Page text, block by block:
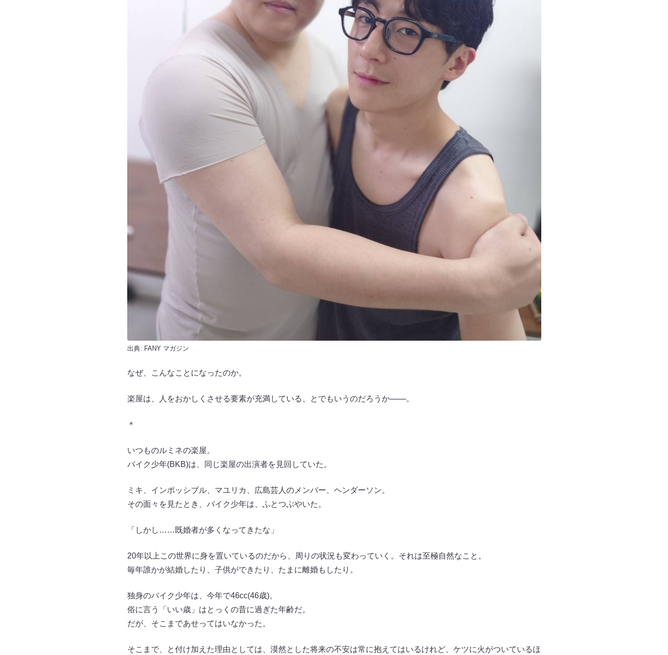
出典: FANY マガジン
なぜ、こんなことになったのか。
楽屋は、人をおかしくさせる要素が充満している、とでもいうのだろうか───。
＊
いつものルミネの楽屋。
バイク少年(BKB)は、同じ楽屋の出演者を見回していた。
ミキ、インポッシブル、マユリカ、広島芸人のメンバー、ヘンダーソン。
その面々を見たとき、バイク少年は、ふとつぶやいた。
「しかし……既婚者が多くなってきたな」
20年以上この世界に身を置いているのだから、周りの状況も変わっていく。それは至極自然なこと。
毎年誰かが結婚したり、子供ができたり、たまに離婚もしたり。
独身のバイク少年は、今年で46cc(46歳)。
俗に言う「いい歳」はとっくの昔に過ぎた年齢だ。
だが、そこまであせってはいなかった。
そこまで、と付け加えた理由としては、漠然とした将来の不安は常に抱えてはいるけれど、ケツに火がついているほ